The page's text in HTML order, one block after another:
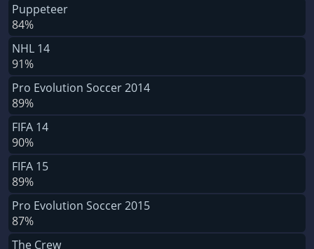
Puppeteer
84%
NHL 14
91%
Pro Evolution Soccer 2014
89%
FIFA 14
90%
FIFA 15
89%
Pro Evolution Soccer 2015
87%
The Crew